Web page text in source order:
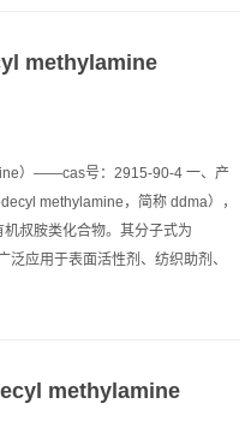
methylamine
）——cas号：2915-90-4 一、产
methylamine，简称 ddma），
叔胺类化合物。其分子式为
泛应用于表面活性剂、纺织助剂、
methylamine